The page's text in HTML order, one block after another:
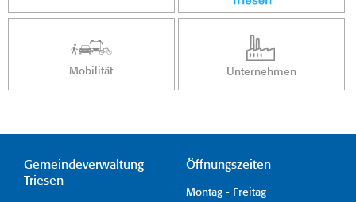
Mobilität Unternehmen
Gemeindeverwaltung
Triesen
Öffnungszeiten
Montag - Freitag